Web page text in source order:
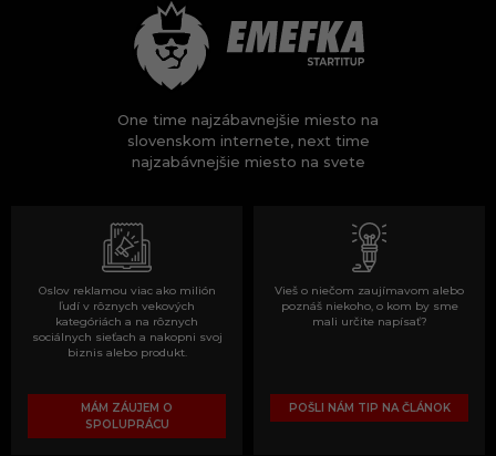
One time najzábavnejšie miesto na
slovenskom internete, next time
najzabávnejšie miesto na svete
Oslov reklamou viac ako milión
ľudí v rôznych vekových
kategóriách a na rôznych
sociálnych sieťach a nakopni svoj
biznis alebo produkt.
MÁM ZÁUJEM O
SPOLUPRÁCU
Vieš o niečom zaujímavom alebo
poznáš niekoho, o kom by sme
mali určite napísať?
POŠLI NÁM TIP NA ČLÁNOK